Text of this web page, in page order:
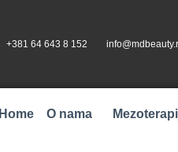
+381 64 643 8 152
Home O nama